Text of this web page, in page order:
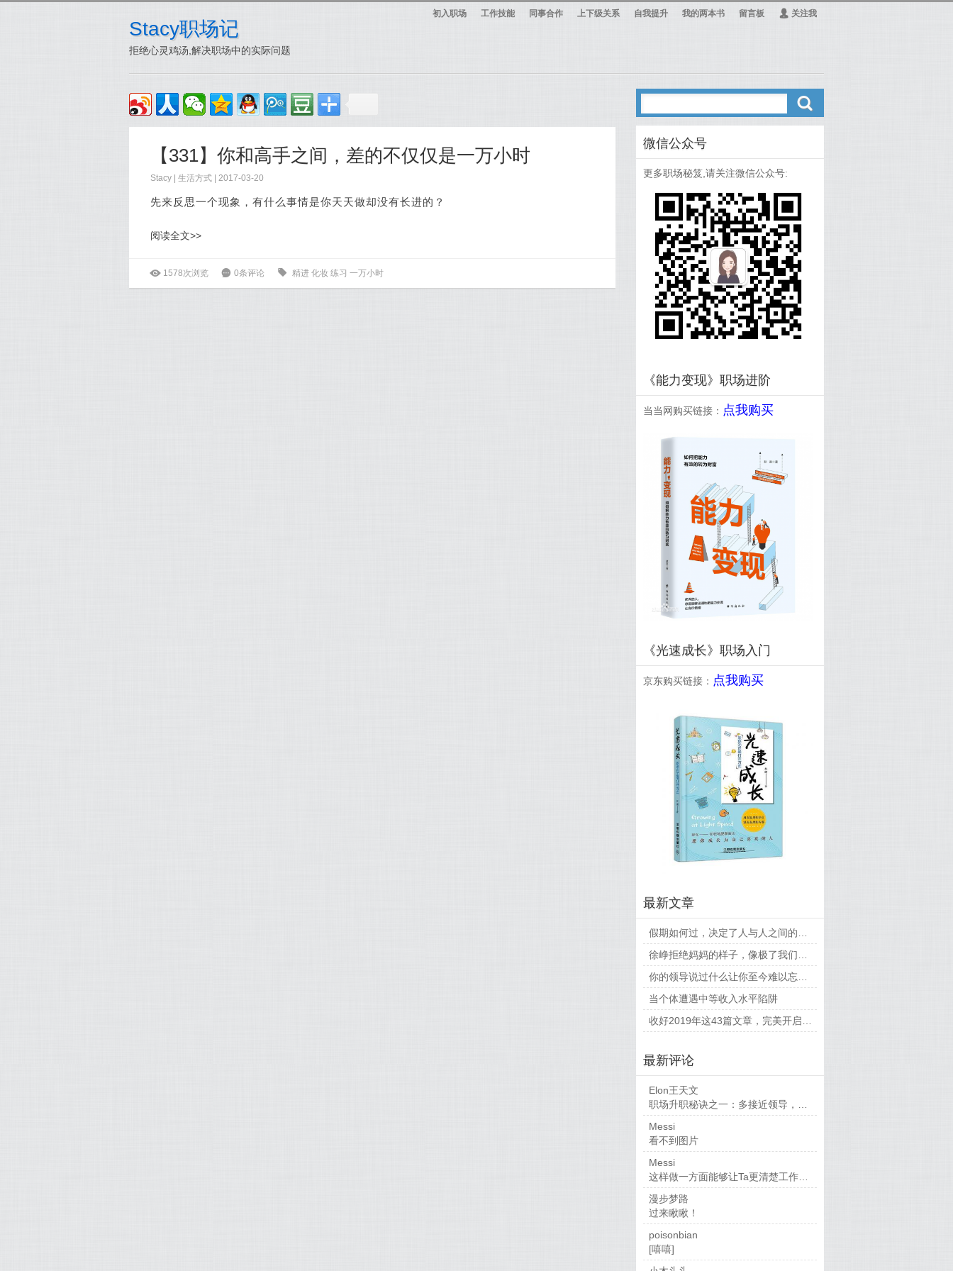
Stacy职场记
拒绝心灵鸡汤,解决职场中的实际问题
初入职场 工作技能 同事合作 上下级关系 自我提升 我的两本书 留言板 Ą 关注我
【331】你和高手之间，差的不仅仅是一万小时
Stacy 生活方式 | 2017-03-20
先来反思一个现象，有什么事情是你天天做却没有长进的？
阅读全文>>
ė 1578次浏览 6 0条评论 0 精进 化妆 练习 一万小时
ő
微信公众号
更多职场秘笈,请关注微信公众号:
《能力变现》职场进阶
当当网购买链接： 点我购买
《光速成长》职场入门
京东购买链接： 点我购买
最新文章
当个体遭遇中等收入水平陷阱
最新评论
Elon王天文
职场升职秘诀之一：多接近领导，当然，多做...
Messi
看不到图片
Messi
这样做一方面能够让Ta更清楚工作要求，也...
漫步梦路
过来瞅瞅！
poisonbian
[嘻嘻]